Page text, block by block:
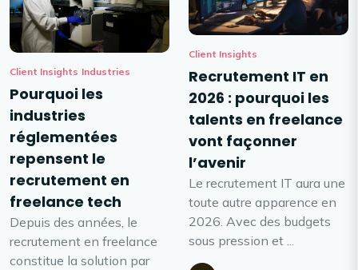
Client Insights Industries
Pourquoi les
industries
réglementées
repensent le
recrutement en
freelance tech
Depuis des années, le
recrutement en freelance
constitue la solution par
Client Insights
Recrutement IT en
2026 : pourquoi les
talents en freelance
vont façonner
l’avenir
Le recrutement IT aura une
toute autre apparence en
2026. Avec des budgets
sous pression et ...